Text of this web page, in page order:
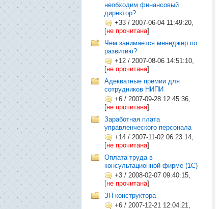
необходим финансовый
директор?
+33 / 2007-06-04 11:49:20,
[не прочитана]
Чем занимается менеджер по
развитию?
+12 / 2007-08-06 14:51:10,
[не прочитана]
Адекватные премии для
сотрудников НИПИ
+6 / 2007-09-28 12:45:36,
[не прочитана]
Заработная плата
управленческого персонала
+14 / 2007-11-02 06:23:14,
[не прочитана]
Оплата труда в
консультационной фирме (1C)
+3 / 2008-02-07 09:40:15,
[не прочитана]
ЗП конструктора
+6 / 2007-12-21 12:04:21,